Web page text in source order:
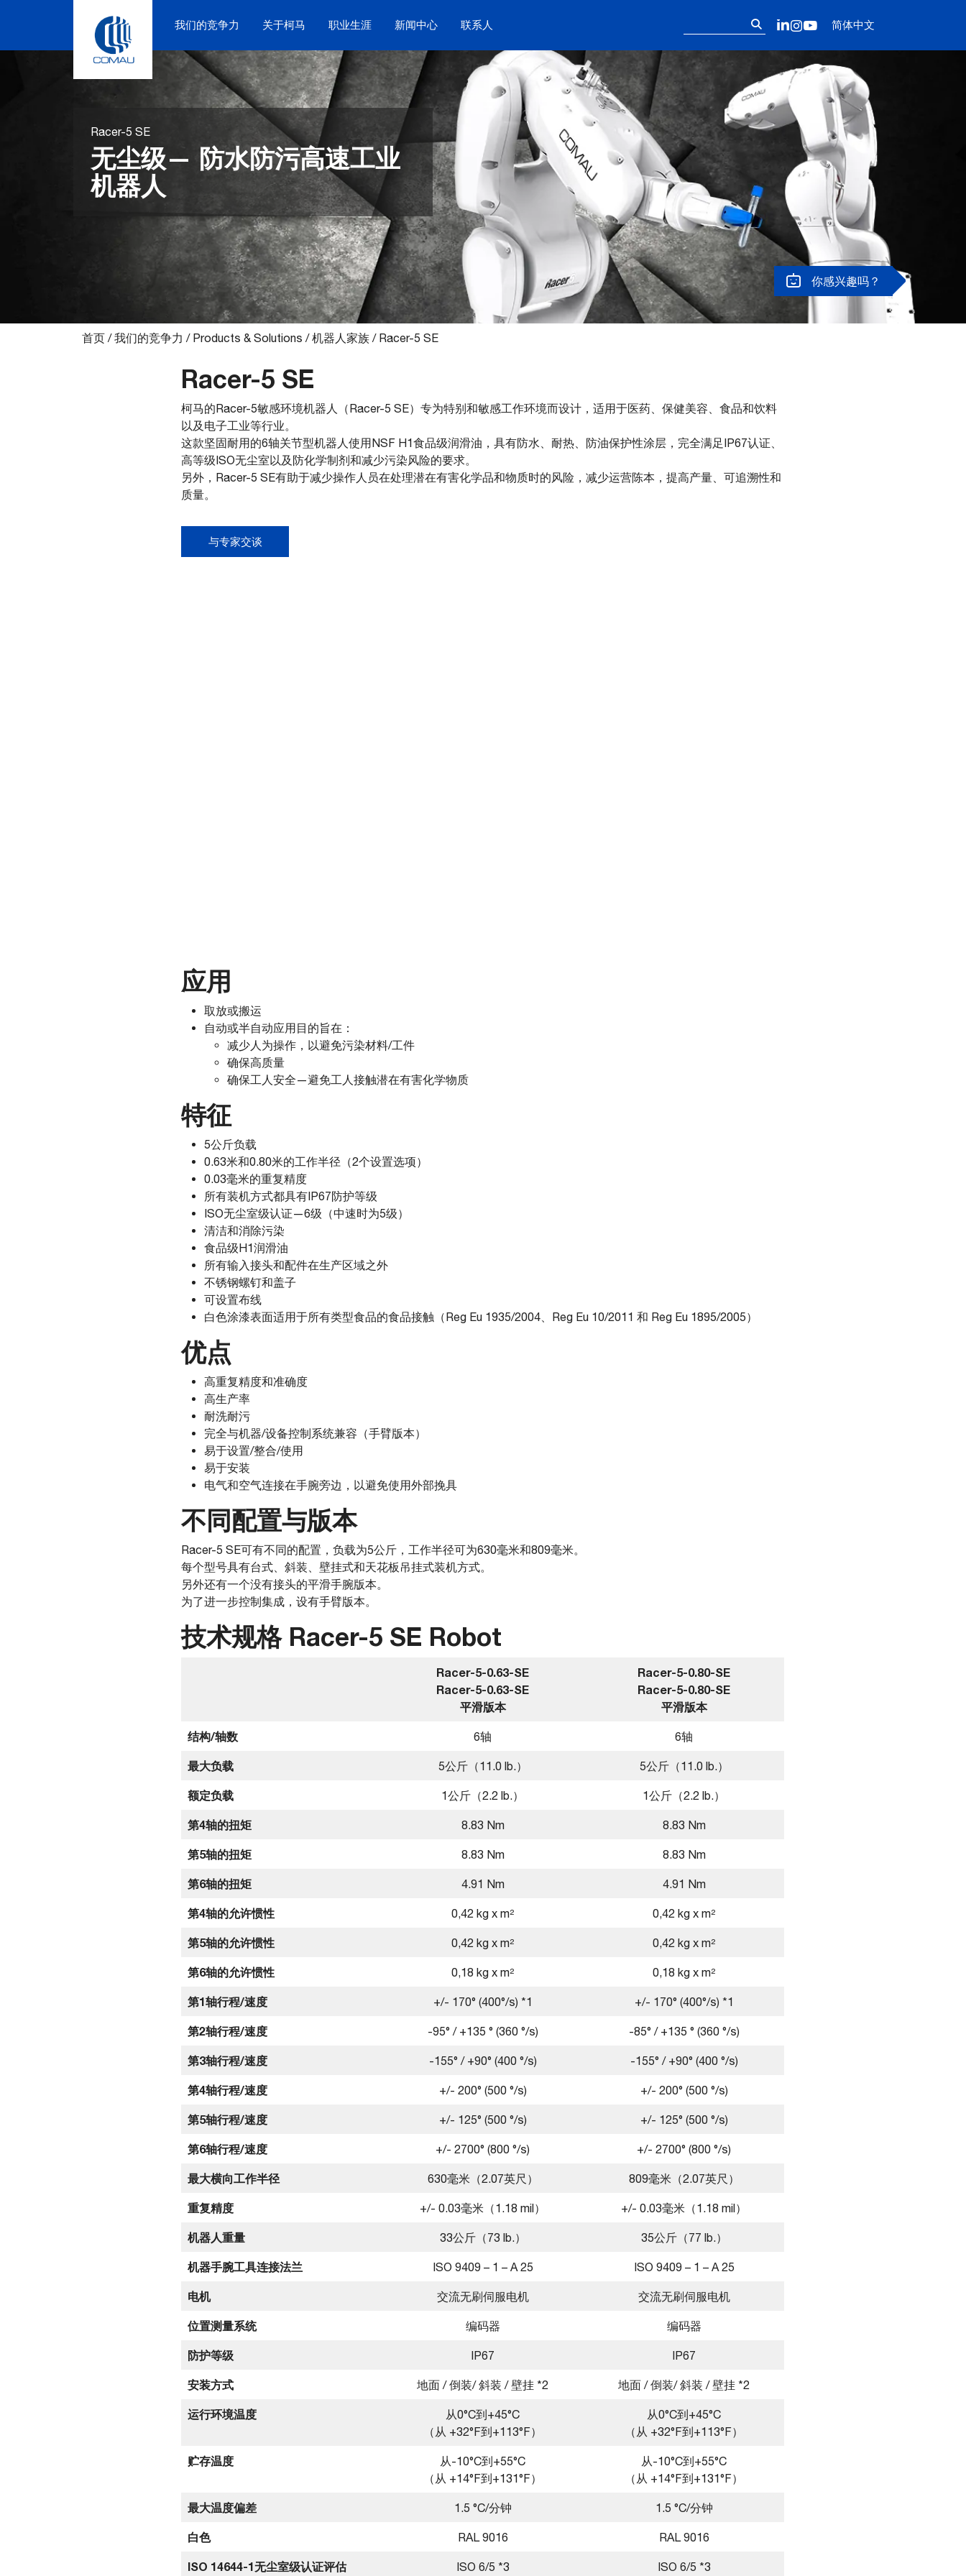
Follow us on
LinkedIn
Instagram
YouTube
简体中文
我们的竞争力 关于柯马 职业生涯 新闻中心 联系人
Racer-5 SE
无尘级— 防水防污高速工业
机器人
你感兴趣吗？
首页 /我们的竞争力 / Products & Solutions /机器人家族 / Racer-5 SE
Racer-5 SE
柯马的Racer-5敏感环境机器人（Racer-5 SE）专为特别和敏感工作环境而设计，适用于医药、保健美容、食品和饮料
以及电子工业等行业。
这款坚固耐用的6轴关节型机器人使用NSF H1食品级润滑油，具有防水、耐热、防油保护性涂层，完全满足IP67认证、
高等级ISO无尘室以及防化学制剂和减少污染风险的要求。
另外，Racer-5 SE有助于减少操作人员在处理潜在有害化学品和物质时的风险，减少运营陈本，提高产量、可追溯性和
质量。
与专家交谈
应用
取放或搬运
自动或半自动应用目的旨在：
减少人为操作，以避免污染材料/工件
确保高质量
确保工人安全—避免工人接触潜在有害化学物质
特征
5公斤负载
0.63米和0.80米的工作半径（2个设置选项）
0.03毫米的重复精度
所有装机方式都具有IP67防护等级
ISO无尘室级认证—6级（中速时为5级）
清洁和消除污染
食品级H1润滑油
所有输入接头和配件在生产区域之外
不锈钢螺钉和盖子
可设置布线
白色涂漆表面适用于所有类型食品的食品接触（Reg Eu 1935/2004、Reg Eu 10/2011 和 Reg Eu 1895/2005）
优点
高重复精度和准确度
高生产率
耐洗耐污
完全与机器/设备控制系统兼容（手臂版本）
易于设置/整合/使用
易于安装
电气和空气连接在手腕旁边，以避免使用外部挽具
不同配置与版本
Racer-5 SE可有不同的配置，负载为5公斤，工作半径可为630毫米和809毫米。
每个型号具有台式、斜装、壁挂式和天花板吊挂式装机方式。
另外还有一个没有接头的平滑手腕版本。
为了进一步控制集成，设有手臂版本。
技术规格 Racer-5 SE Robot
Racer-5-0.63-SE
Racer-5-0.63-SE
平滑版本
Racer-5-0.80-SE
Racer-5-0.80-SE
平滑版本
结构/轴数 6轴 6轴
最大负载 5公斤（11.0 lb.） 5公斤（11.0 lb.）
额定负载 1公斤（2.2 lb.） 1公斤（2.2 lb.）
第4轴的扭矩 8.83 Nm 8.83 Nm
第5轴的扭矩 8.83 Nm 8.83 Nm
第6轴的扭矩 4.91 Nm 4.91 Nm
第4轴的允许惯性 0,42 kg x m² 0,42 kg x m²
第5轴的允许惯性 0,42 kg x m² 0,42 kg x m²
第6轴的允许惯性 0,18 kg x m² 0,18 kg x m²
第1轴行程/速度 +/- 170° (400°/s) *1 +/- 170° (400°/s) *1
第2轴行程/速度 -95° / +135 ° (360 °/s) -85° / +135 ° (360 °/s)
第3轴行程/速度 -155° / +90° (400 °/s) -155° / +90° (400 °/s)
第4轴行程/速度 +/- 200° (500 °/s) +/- 200° (500 °/s)
第5轴行程/速度 +/- 125° (500 °/s) +/- 125° (500 °/s)
第6轴行程/速度 +/- 2700° (800 °/s) +/- 2700° (800 °/s)
最大横向工作半径 630毫米（2.07英尺） 809毫米（2.07英尺）
重复精度 +/- 0.03毫米（1.18 mil） +/- 0.03毫米（1.18 mil）
机器人重量 33公斤（73 lb.） 35公斤（77 lb.）
机器手腕工具连接法兰 ISO 9409 – 1 – A 25 ISO 9409 – 1 – A 25
电机 交流无刷伺服电机 交流无刷伺服电机
位置测量系统 编码器 编码器
防护等级 IP67 IP67
安装方式 地面 / 倒装/ 斜装 / 壁挂 *2 地面 / 倒装/ 斜装 / 壁挂 *2
运行环境温度
从0°C到+45°C
（从 +32°F到+113°F）
从0°C到+45°C
（从 +32°F到+113°F）
贮存温度
从-10°C到+55°C
（从 +14°F到+131°F）
从-10°C到+55°C
（从 +14°F到+131°F）
最大温度偏差 1.5 °C/分钟 1.5 °C/分钟
白色 RAL 9016 RAL 9016
ISO 14644-1无尘室级认证评估 ISO 6/5 *3 ISO 6/5 *3